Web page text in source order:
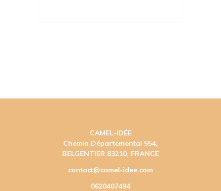
CAMEL-IDÉE
Chemin Départemental 554,
BELGENTIER 83210, FRANCE
contact@camel-idee.com
0620407494